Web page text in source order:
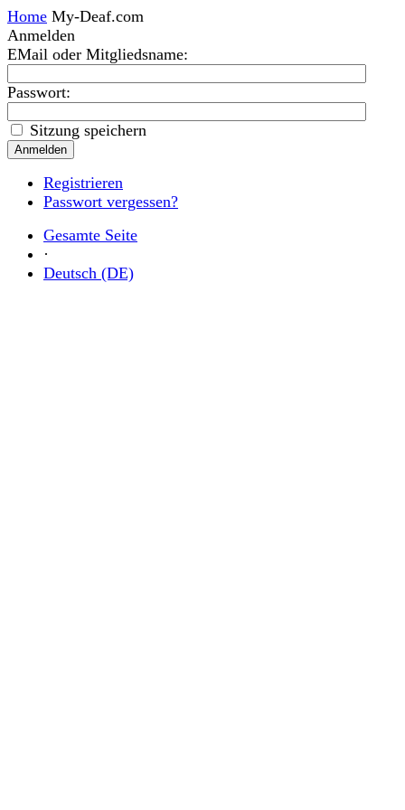
Home My-Deaf.com
Anmelden
EMail oder Mitgliedsname:
Passwort:
Sitzung speichern
Registrieren
Passwort vergessen?
Gesamte Seite
·
Deutsch (DE)